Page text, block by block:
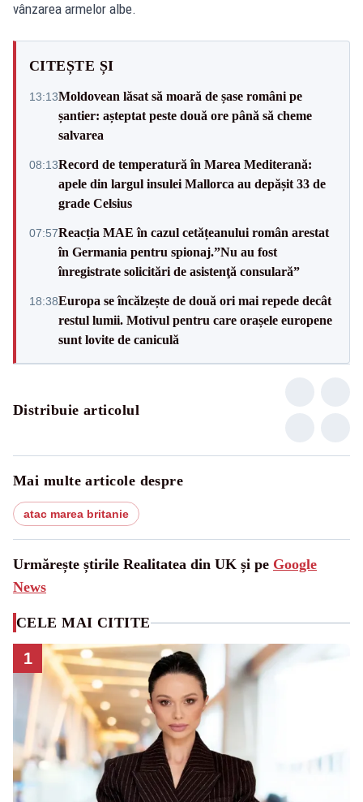
vânzarea armelor albe.
CITEȘTE ȘI
13:13Moldovean lăsat să moară de șase români pe
șantier: așteptat peste două ore până să cheme
salvarea
08:13Record de temperatură în Marea Mediterană:
apele din largul insulei Mallorca au depășit 33 de
grade Celsius
07:57Reacția MAE în cazul cetățeanului român arestat
în Germania pentru spionaj.”Nu au fost
înregistrate solicitări de asistenţă consulară”
18:38Europa se încălzește de două ori mai repede decât
restul lumii. Motivul pentru care orașele europene
sunt lovite de caniculă
Distribuie articolul
Mai multe articole despre
atac marea britanie
Urmărește știrile Realitatea din UK și pe Google
News
CELE MAI CITITE
1